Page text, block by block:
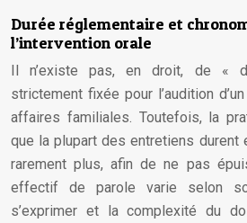
Durée réglementaire et
l’intervention orale
Il n’existe pas, en droit, de «
strictement fixée pour l’audition
affaires familiales. Toutefois, la
que la plupart des entretiens durent
rarement plus, afin de ne pas
effectif de parole varie selon
s’exprimer et la complexité du